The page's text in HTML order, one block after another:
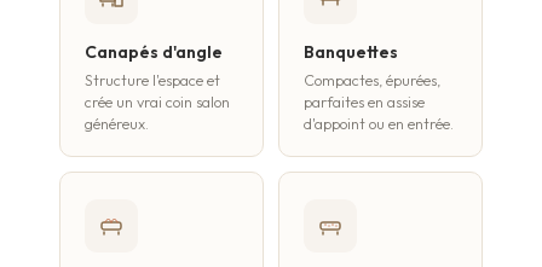
Canapés d'angle
Structure l'espace et
crée un vrai coin salon
généreux.
Banquettes
Compactes, épurées,
parfaites en assise
d'appoint ou en entrée.